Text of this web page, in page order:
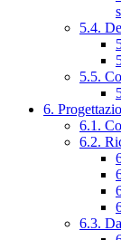
5.4.
5.5.
6.
6.1.
6.2.
6.3.